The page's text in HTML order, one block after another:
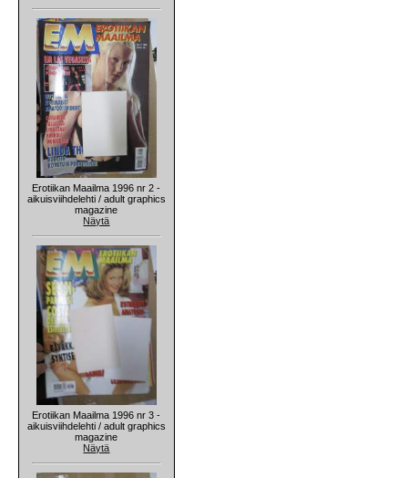
Erotiikan Maailma 1996 nr 2 -
aikuisviihdelehti / adult graphics
magazine
Näytä
Erotiikan Maailma 1996 nr 3 -
aikuisviihdelehti / adult graphics
magazine
Näytä